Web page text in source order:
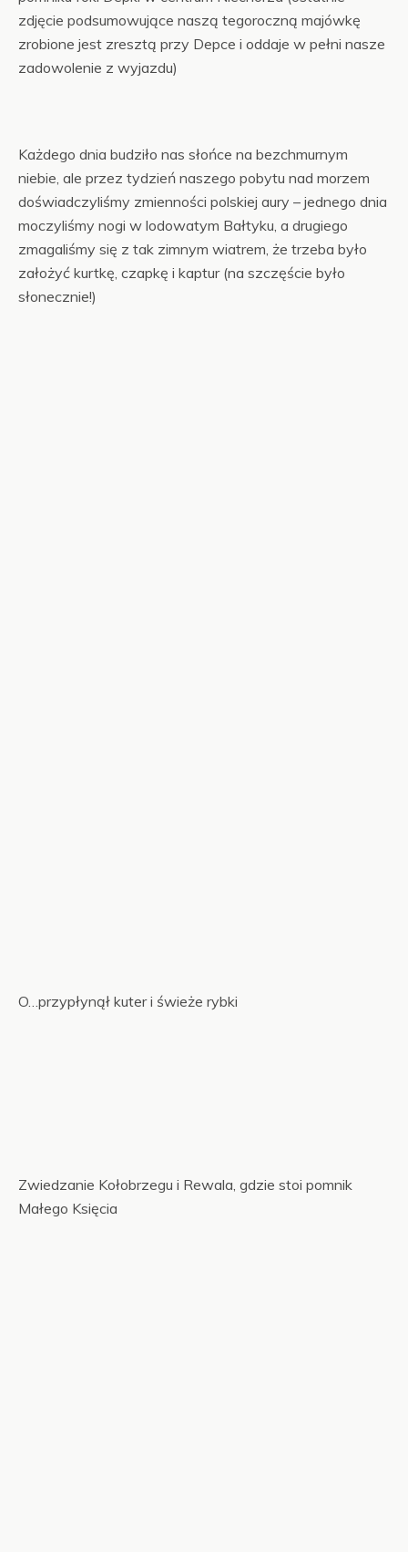
zdjęcie podsumowujące naszą tegoroczną majówkę
zrobione jest zresztą przy Depce i oddaje w pełni nasze
zadowolenie z wyjazdu)
Każdego dnia budziło nas słońce na bezchmurnym
niebie, ale przez tydzień naszego pobytu nad morzem
doświadczyliśmy zmienności polskiej aury – jednego dnia
moczyliśmy nogi w lodowatym Bałtyku, a drugiego
zmagaliśmy się z tak zimnym wiatrem, że trzeba było
założyć kurtkę, czapkę i kaptur (na szczęście było
słonecznie!)
O…przypłynął kuter i świeże rybki
Zwiedzanie Kołobrzegu i Rewala, gdzie stoi pomnik
Małego Księcia